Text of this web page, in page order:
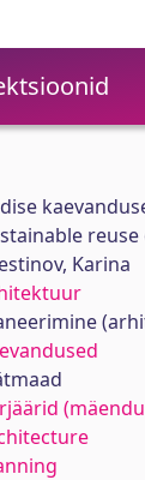
Karina